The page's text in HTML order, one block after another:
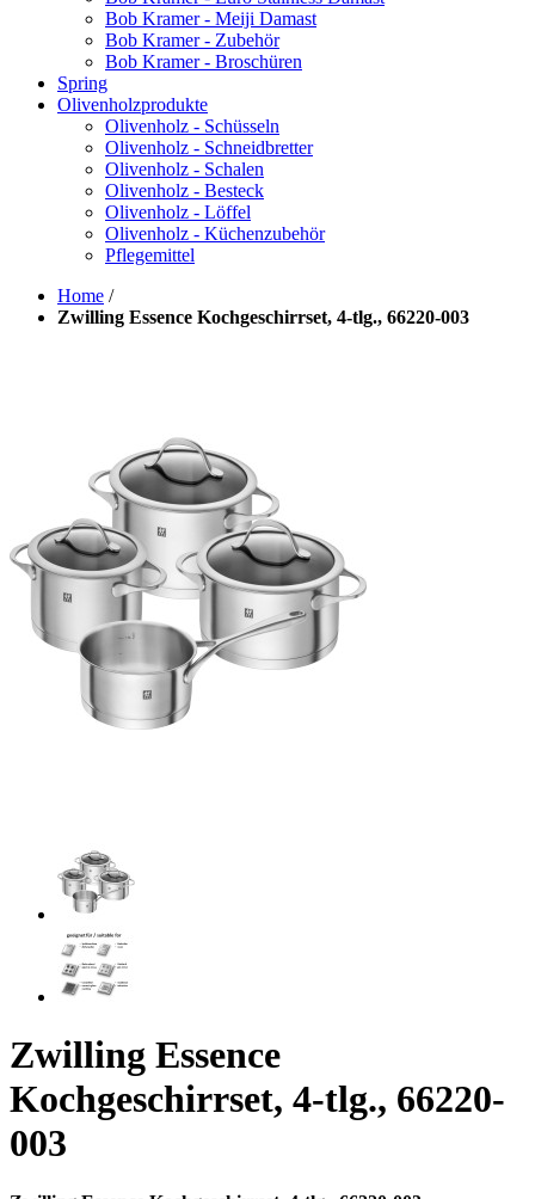
Bob Kramer - Meiji Damast
Bob Kramer - Zubehör
Bob Kramer - Broschüren
Spring
Olivenholzprodukte
Olivenholz - Schüsseln
Olivenholz - Schneidbretter
Olivenholz - Schalen
Olivenholz - Besteck
Olivenholz - Löffel
Olivenholz - Küchenzubehör
Pflegemittel
Home /
Zwilling Essence Kochgeschirrset, 4-tlg., 66220-003
Zwilling Essence
Kochgeschirrset, 4-tlg., 66220-
003